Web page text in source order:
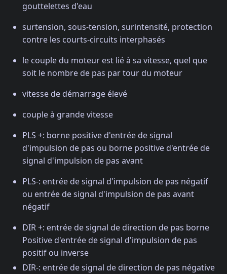
gouttelettes d'eau
surtension, sous-tension, surintensité, protection
contre les courts-circuits interphasés
le couple du moteur est lié à sa vitesse, quel que
soit le nombre de pas par tour du moteur
vitesse de démarrage élevé
couple à grande vitesse
PLS +: borne positive d'entrée de signal
d'impulsion de pas ou borne positive d'entrée de
signal d'impulsion de pas avant
PLS-: entrée de signal d'impulsion de pas négatif
ou entrée de signal d'impulsion de pas avant
négatif
DIR +: entrée de signal de direction de pas borne
Positive d'entrée de signal d'impulsion de pas
positif ou inverse
DIR-: entrée de signal de direction de pas négative